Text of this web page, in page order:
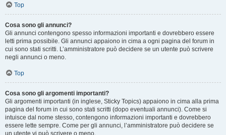
Top
Cosa sono gli annunci?
Gli annunci contengono spesso informazioni importanti e dovrebbero essere
letti prima possibile. Gli annunci appaiono in cima a ogni pagina del forum in
cui sono stati scritti. L’amministratore può decidere se un utente può scrivere
negli annunci o meno.
Top
Cosa sono gli argomenti importanti?
Gli argomenti importanti (in inglese, Sticky Topics) appaiono in cima alla prima
pagina del forum in cui sono stati scritti (dopo eventuali annunci). Come si
intuisce dal nome stesso, contengono informazioni importanti e dovrebbero
essere lette sempre. Come per gli annunci, l’amministratore può decidere se
un utente vi può scrivere o meno.